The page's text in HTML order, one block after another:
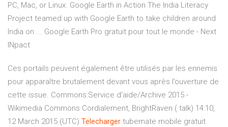
PC, Mac, or Linux. Google Earth in Action The India Literacy
Project teamed up with Google Earth to take children around
India on ... Google Earth Pro gratuit pour tout le monde - Next
INpact
Ces portails peuvent également être utilisés par les ennemis
pour apparaître brutalement devant vous après l’ouverture de
cette issue. Commons:Service d'aide/Archive 2015 -
Wikimedia Commons Cordialement, BrightRaven ( talk) 14:10,
12 March 2015 (UTC) Telecharger tubemate mobile gratuit